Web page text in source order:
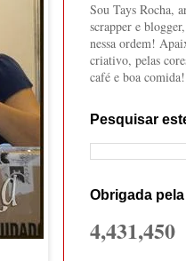
Sou Tays Rocha,
scrapper e
nessa ordem!
criativo, pelas
café e boa
Pesquisar
Obrigada
4,431,450